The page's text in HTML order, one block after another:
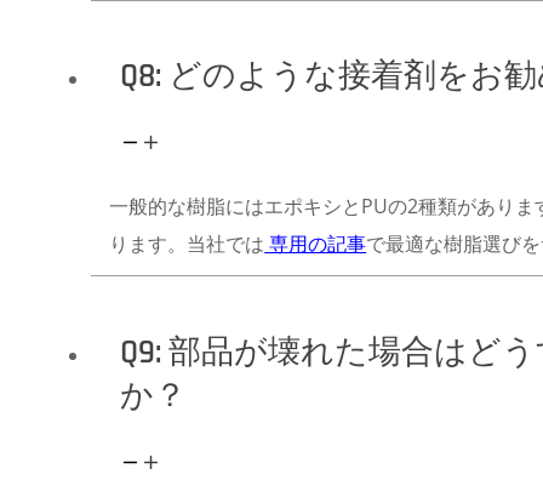
Q8: どのような接着剤をお
一般的な樹脂にはエポキシとPUの2種類があり
ります。当社では 専用の記事で最適な樹脂選び
Q9: 部品が壊れた場合はど
か？